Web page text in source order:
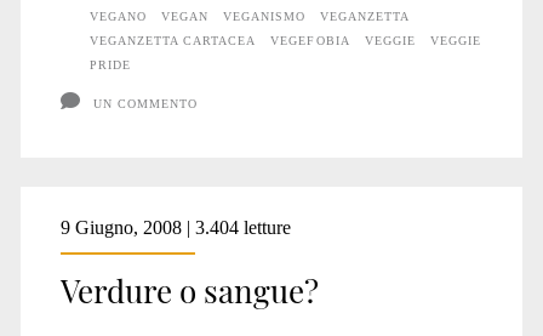
gli
VEGANO
VEGAN VEGANISMO
VEGANZETTA
VEGANZETTA CARTACEA
VEGEFOBIA VEGGIE
VEGGIE
PRIDE
UN COMMENTO
9 Giugno, 2008 | 3.404 letture
Verdure o sangue?